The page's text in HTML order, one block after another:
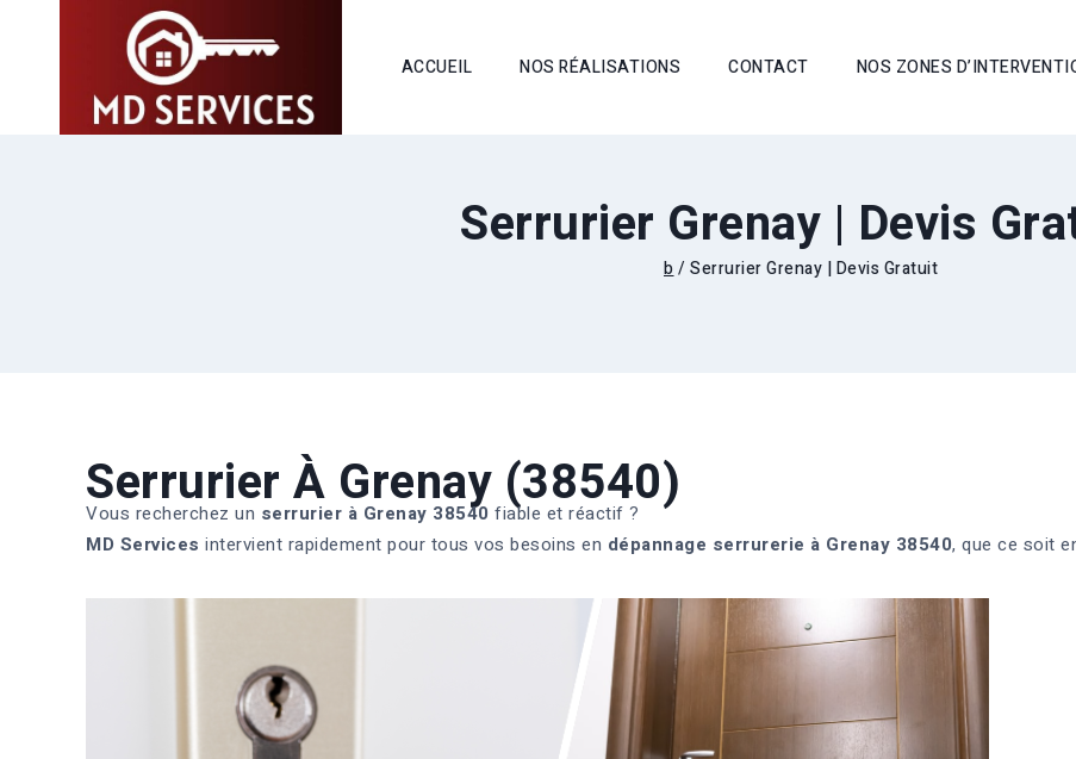
ACCUEIL NOS RÉALISATIONS CONTACT NOS ZONES
Serrurier Grenay | Devis
b / Serrurier Grenay | Devis Gratuit
Serrurier À Grenay (38540)
Vous recherchez un serrurier à Grenay 38540 fiable et réactif ?
MD Services intervient rapidement pour tous vos besoins en dépannage serrurerie à Grenay 38540, que ce soit